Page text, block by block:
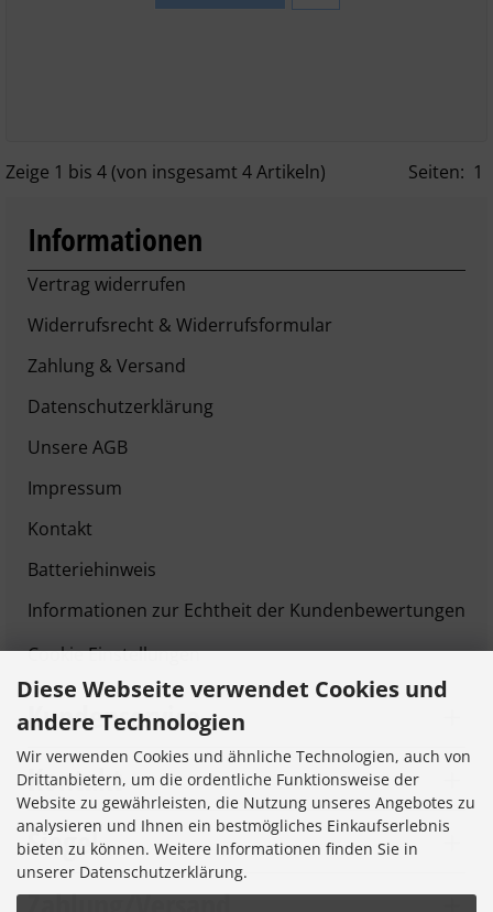
Zeige 1 bis 4(von insgesamt 4Artikeln) Seiten: 1
Informationen
Vertrag widerrufen
Widerrufsrecht & Widerrufsformular
Zahlung & Versand
Datenschutzerklärung
Unsere AGB
Impressum
Kontakt
Batteriehinweis
Informationen zur Echtheit der Kundenbewertungen
Cookie Einstellungen
Kundenservice
Kontakt
Siegel
Diese Webseite verwendet Cookies und
andere Technologien
Wir verwenden Cookies und ähnliche Technologien, auch von
Drittanbietern, um die ordentliche Funktionsweise der
Website zu gewährleisten, die Nutzung unseres Angebotes zu
analysieren und Ihnen ein bestmögliches Einkaufserlebnis
bieten zu können. Weitere Informationen finden Sie in
unserer Datenschutzerklärung.